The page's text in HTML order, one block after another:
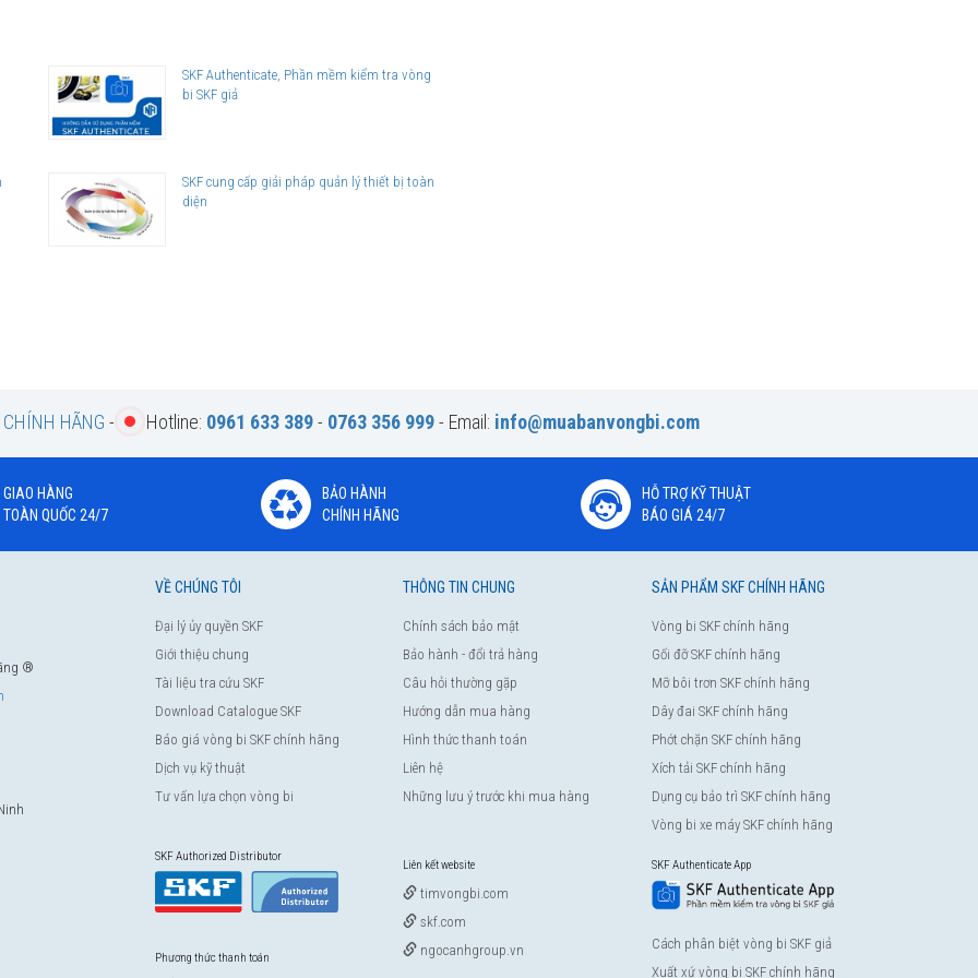
hệ với
SKF Authenticate, Phần mềm kiểm tra vòng
bi SKF giả
SKF cung cấp giải pháp quản lý thiết bị toàn
diện
HÃNG - Hotline: 0961 633 389- 0763 356 999- Email: info@muabanvongbi.com
GIAO HÀNG
TOÀN QUỐC 24/7
BẢO HÀNH
CHÍNH HÃNG
HỖ TRỢ KỸ THUẬT
BÁO GIÁ 24/7
®
VỀ CHÚNG TÔI
Đại lý ủy quyền SKF
Giới thiệu chung
Tài liệu tra cứu SKF
Download Catalogue SKF
Báo giá vòng bi SKF chính hãng
Dịch vụ kỹ thuật
Tư vấn lựa chọn vòng bi
SKF Authorized Distributor
Phương thức thanh toán
THÔNG TIN CHUNG
Chính sách bảo mật
Bảo hành - đổi trả hàng
Câu hỏi thường gặp
Hướng dẫn mua hàng
Hình thức thanh toán
Liên hệ
Những lưu ý trước khi mua hàng
Liên kết website
timvongbi.com
skf.com
ngocanhgroup.vn
SẢN PHẨM SKF CHÍNH HÃNG
Vòng bi SKF chính hãng
Gối đỡ SKF chính hãng
Mỡ bôi trơn SKF chính hãng
Dây đai SKF chính hãng
Phớt chặn SKF chính hãng
Xích tải SKF chính hãng
Dụng cụ bảo trì SKF chính hãng
Vòng bi xe máy SKF chính hãng
SKF Authenticate App
Cách phân biệt vòng bi SKF giả
Xuất xứ vòng bi SKF chính hãng